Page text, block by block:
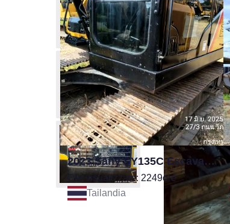
2023 Sany SY135C Escavatore
Ore visualizzate: 2249ore
Tailandia